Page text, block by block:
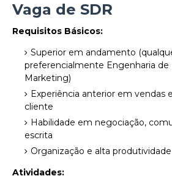
Vaga de SDR
Requisitos Básicos:
Superior em andamento
preferencialmente Engenharia de
Marketing)
Experiência anterior em vendas
cliente
Habilidade em negociação,
escrita
Organização e alta produtividade
Atividades: